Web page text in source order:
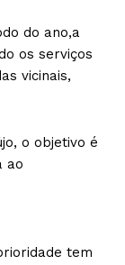
do ano,a
os serviços
vicinais,
o objetivo é
ao
tem